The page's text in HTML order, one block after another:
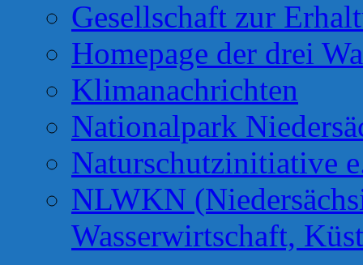
Gesellschaft zur
Homepage der drei
Klimanachrichten
Nationalpark
Naturschutzinitiative
NLWKN
Wasserwirtschaft,